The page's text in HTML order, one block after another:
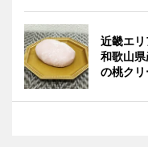
近畿エ
和歌山県
の桃クリ